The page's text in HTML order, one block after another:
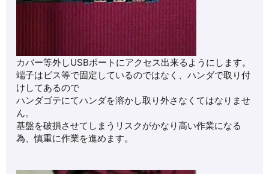
カバー等外しUSBポートにアクセス出来るようにします。
端子はビス等で固定しているのではなく、ハンダで取り付
けしてあるので
ハンダゴテにてハンダを溶かし取り外さなくてはなりませ
ん。
基盤を破損させてしまうリスクがかなり高い作業になる
為、慎重に作業を進めます。